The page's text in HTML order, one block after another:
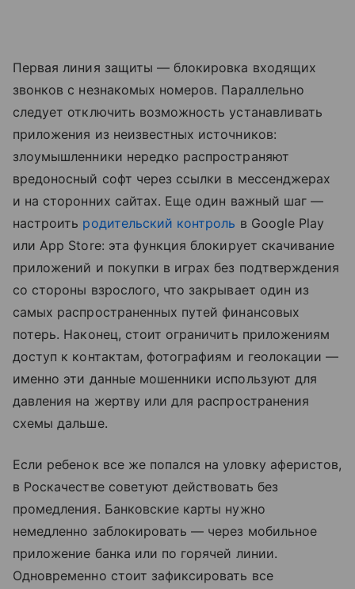
Первая линия защиты — блокировка входящих
звонков с незнакомых номеров. Параллельно
следует отключить возможность устанавливать
приложения из неизвестных источников:
злоумышленники нередко распространяют
вредоносный софт через ссылки в мессенджерах
и на сторонних сайтах. Еще один важный шаг —
настроить родительский контроль в Google Play
или App Store: эта функция блокирует скачивание
приложений и покупки в играх без подтверждения
со стороны взрослого, что закрывает один из
самых распространенных путей финансовых
потерь. Наконец, стоит ограничить приложениям
доступ к контактам, фотографиям и геолокации —
именно эти данные мошенники используют для
давления на жертву или для распространения
схемы дальше.
Если ребенок все же попался на уловку аферистов,
в Роскачестве советуют действовать без
промедления. Банковские карты нужно
немедленно заблокировать — через мобильное
приложение банка или по горячей линии.
Одновременно стоит зафиксировать все